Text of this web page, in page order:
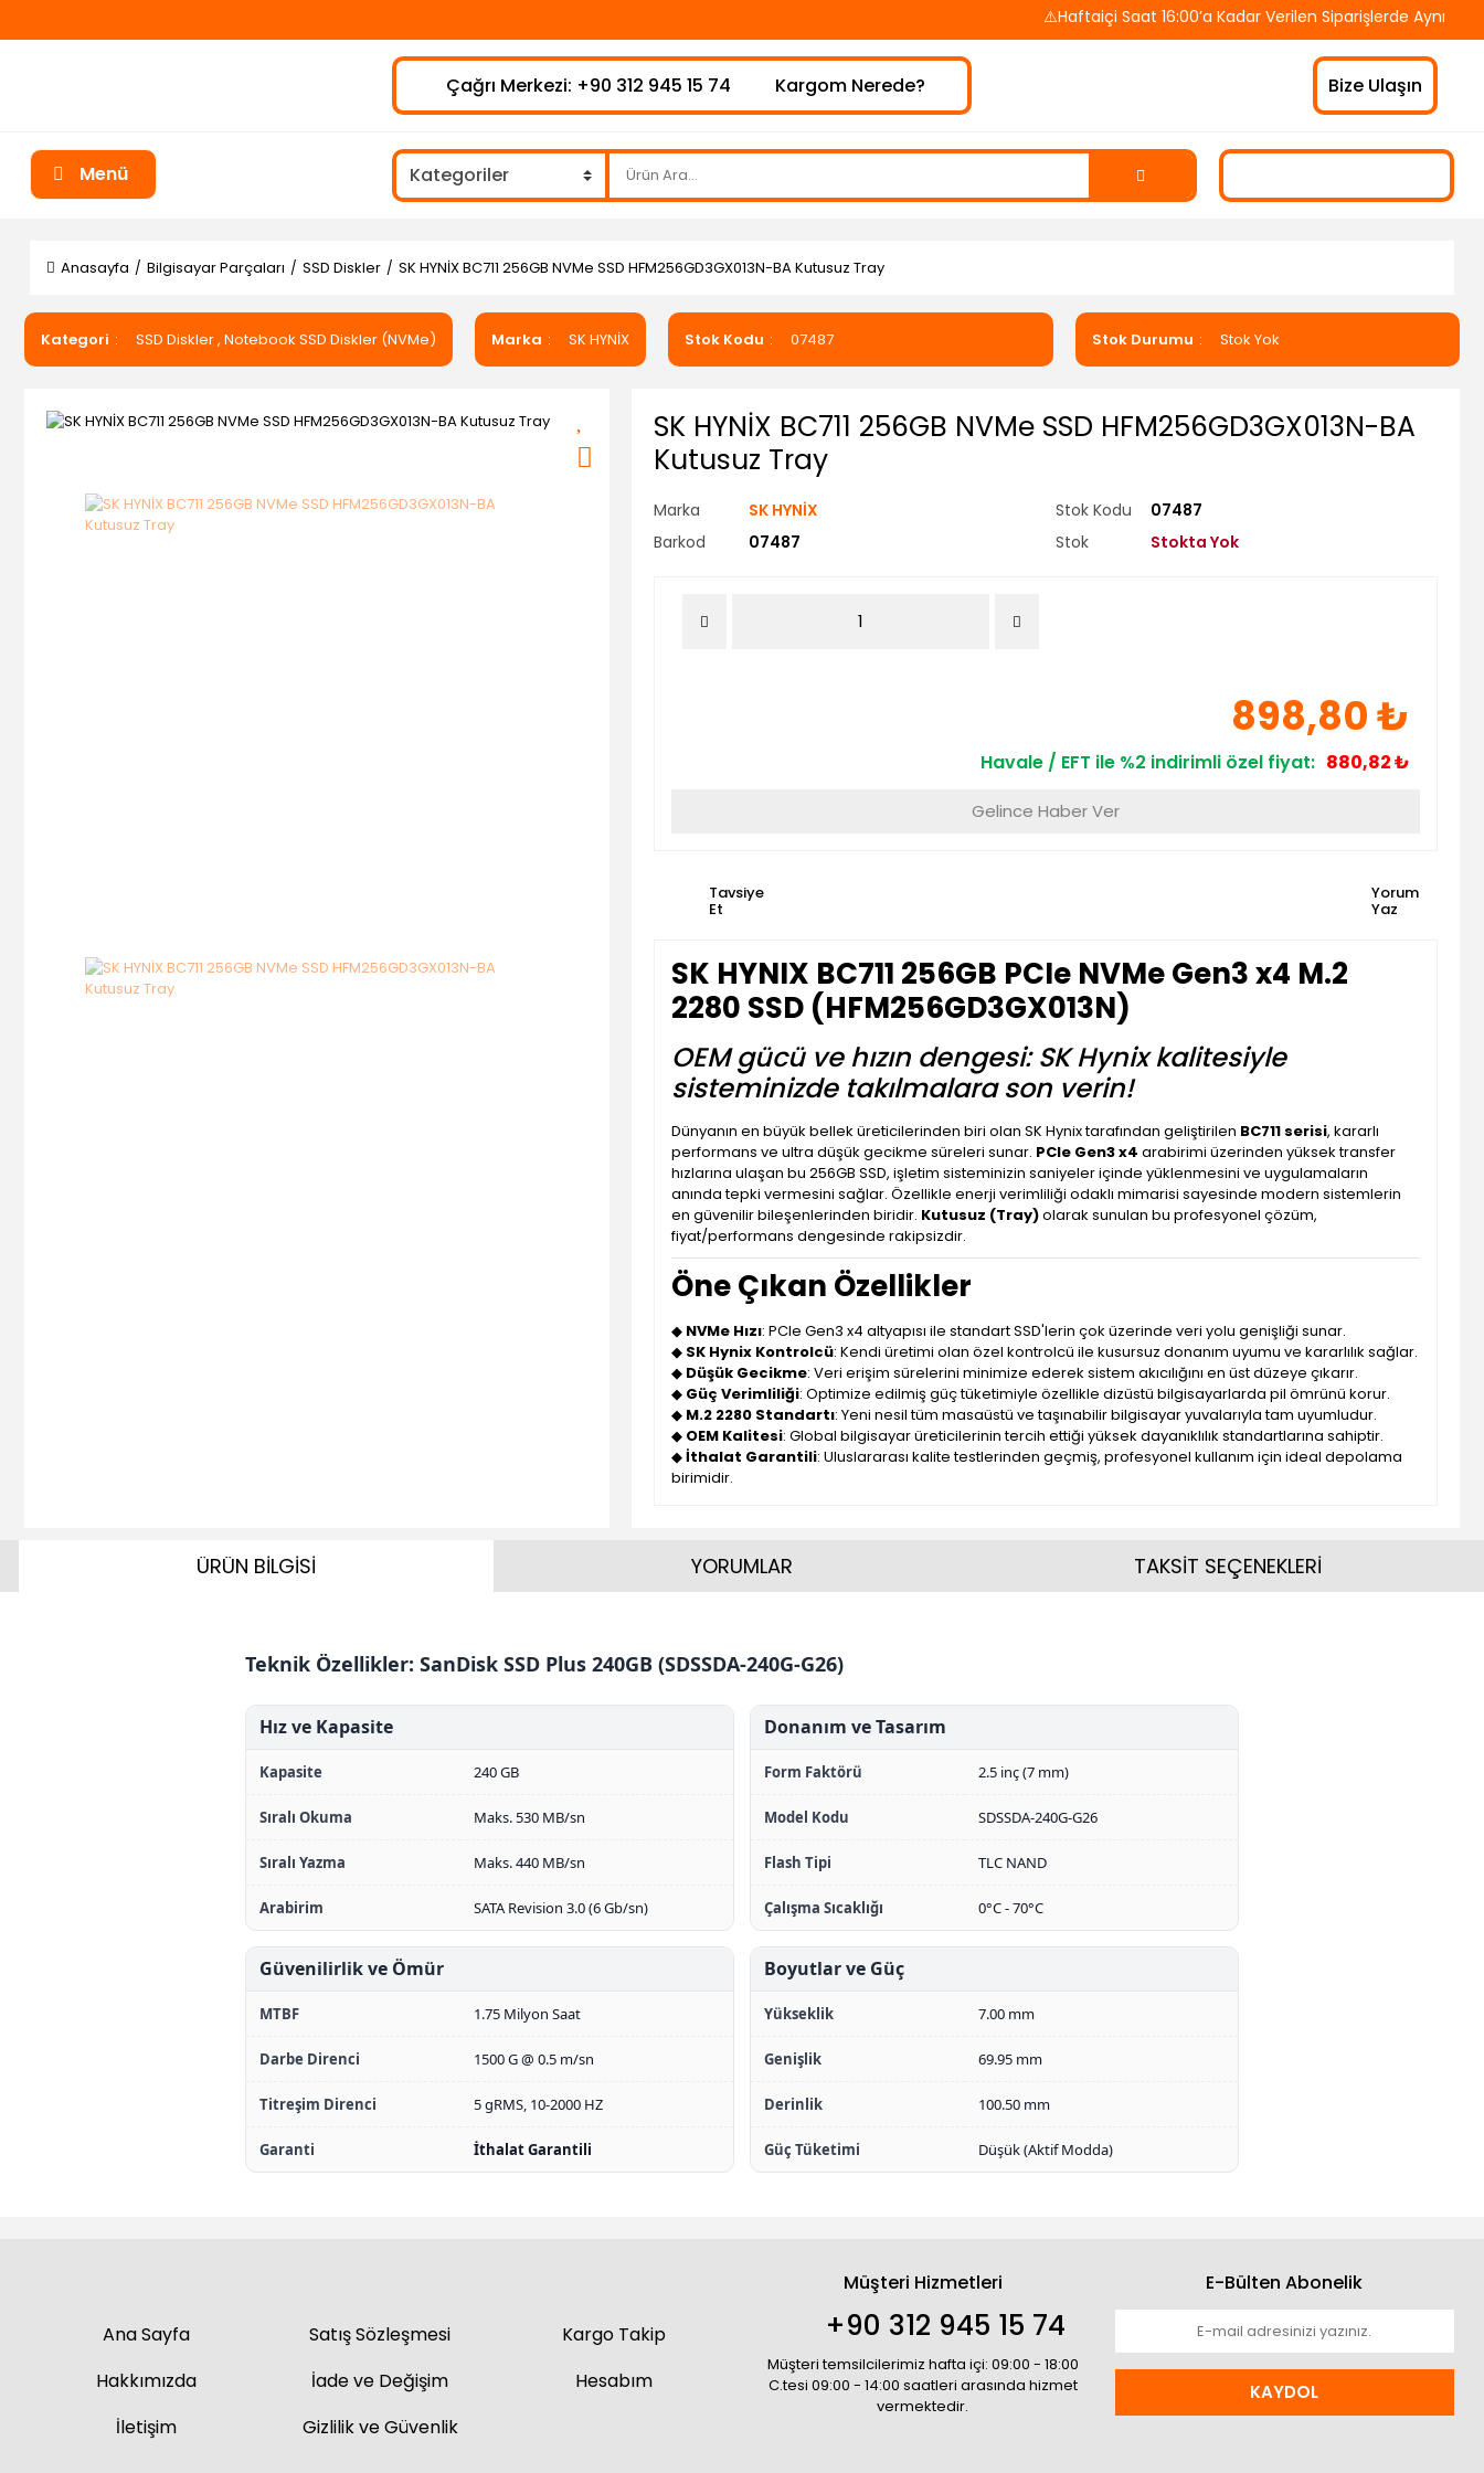
⚠️Haftaiçi Saat 16:00’a Kadar Verilen Siparişlerde Aynı Gün
Çağrı Merkezi: +90 312 945 15 74 Kargom Nerede? Bize Ulaşın
Menü
Anasayfa Bilgisayar Parçaları SSD Diskler SK HYNİX BC711 256GB NVMe SSD HFM256GD3GX013N-BA Kutusuz Tray
Kategori SSD Diskler, Notebook SSD Diskler (NVMe) Marka SK HYNİX Stok Kodu 07487 Stok Durumu Stok Yok
SK HYNİX BC711 256GB NVMe SSD HFM256GD3GX013N-BA
Kutusuz Tray
Marka SK HYNİX Stok Kodu
07487
Barkod
07487 Stok Stokta Yok
898,80 ₺
Havale / EFT ile %2 indirimli özel fiyat: 880,82 ₺
Gelince Haber Ver
Tavsiye
Et
Yorum
Yaz
SK HYNIX BC711 256GB PCIe NVMe Gen3 x4 M.2
2280 SSD (HFM256GD3GX013N)
OEM gücü ve hızın dengesi: SK Hynix kalitesiyle
sisteminizde takılmalara son verin!
Dünyanın en büyük bellek üreticilerinden biri olan SK Hynix tarafından geliştirilen BC711 serisi, kararlı
performans ve ultra düşük gecikme süreleri sunar. PCIe Gen3 x4 arabirimi üzerinden yüksek transfer
hızlarına ulaşan bu 256GB SSD, işletim sisteminizin saniyeler içinde yüklenmesini ve uygulamaların
anında tepki vermesini sağlar. Özellikle enerji verimliliği odaklı mimarisi sayesinde modern sistemlerin
en güvenilir bileşenlerinden biridir. Kutusuz (Tray)olarak sunulan bu profesyonel çözüm,
fiyat/performans dengesinde rakipsizdir.
Öne Çıkan Özellikler
◆ NVMe Hızı: PCIe Gen3 x4 altyapısı ile standart SSD'lerin çok üzerinde veri yolu genişliği sunar.
◆ SK Hynix Kontrolcü: Kendi üretimi olan özel kontrolcü ile kusursuz donanım uyumu ve kararlılık sağlar.
◆ Düşük Gecikme: Veri erişim sürelerini minimize ederek sistem akıcılığını en üst düzeye çıkarır.
◆ Güç Verimliliği: Optimize edilmiş güç tüketimiyle özellikle dizüstü bilgisayarlarda pil ömrünü korur.
◆ M.2 2280 Standartı: Yeni nesil tüm masaüstü ve taşınabilir bilgisayar yuvalarıyla tam uyumludur.
◆ OEM Kalitesi: Global bilgisayar üreticilerinin tercih ettiği yüksek dayanıklılık standartlarına sahiptir.
◆İthalat Garantili: Uluslararası kalite testlerinden geçmiş, profesyonel kullanım için ideal depolama
birimidir.
ÜRÜN BİLGİSİ
Teknik Özellikler: SanDisk SSD Plus 240GB (SDSSDA-240G-G26)
Hız ve Kapasite
Kapasite 240 GB
Sıralı Okuma Maks. 530 MB/sn
Sıralı Yazma Maks. 440 MB/sn
Arabirim SATA Revision 3.0 (6 Gb/sn)
Donanım ve Tasarım
Form Faktörü 2.5 inç (7 mm)
Model Kodu SDSSDA-240G-G26
Flash Tipi TLC NAND
Çalışma Sıcaklığı 0°C - 70°C
Güvenilirlik ve Ömür
MTBF 1.75 Milyon Saat
Darbe Direnci 1500 G @ 0.5 m/sn
Titreşim Direnci 5 gRMS, 10-2000 HZ
Garanti İthalat Garantili
Boyutlar ve Güç
Yükseklik 7.00 mm
Genişlik 69.95 mm
Derinlik 100.50 mm
Güç Tüketimi Düşük (Aktif Modda)
YORUMLAR TAKSİT SEÇENEKLERİ
Ana Sayfa
Hakkımızda
İletişim
Satış Sözleşmesi
İade ve Değişim
Gizlilik ve Güvenlik
Kargo Takip
Hesabım
Müşteri Hizmetleri
+90 312 945 15 74
Müşteri temsilcilerimiz hafta içi: 09:00 - 18:00
C.tesi 09:00 - 14:00 saatleri arasında hizmet
vermektedir.
E-Bülten Abonelik
KAYDOL